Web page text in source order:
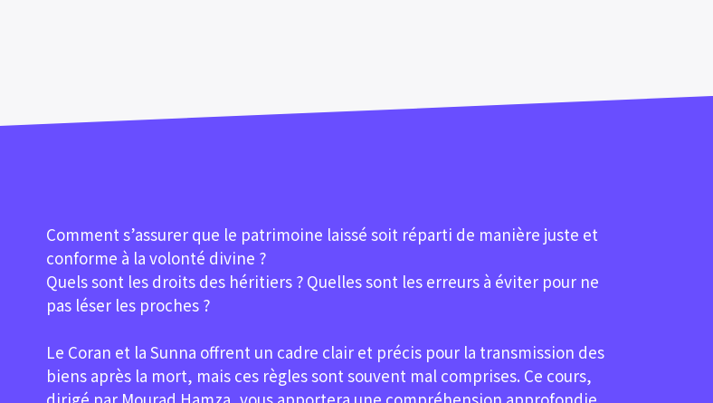
Comment s’assurer que le patrimoine laissé soit réparti de manière juste et
conforme à la volonté divine ?
Quels sont les droits des héritiers ? Quelles sont les erreurs à éviter pour ne
pas léser les proches ?
Le Coran et la Sunna offrent un cadre clair et précis pour la transmission des
biens après la mort, mais ces règles sont souvent mal comprises. Ce cours,